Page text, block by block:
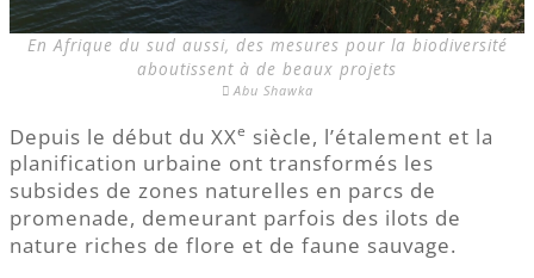
En Afrique du sud aussi, des mesures pour la biodiversité
aboutissent à de beaux projets
Abu Shawka
Depuis le début du XXe siècle, l’étalement et la
planification urbaine ont transformés les
subsides de zones naturelles en parcs de
promenade, demeurant parfois des ilots de
nature riches de flore et de faune sauvage.